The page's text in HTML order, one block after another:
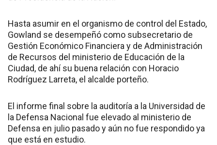
Hasta asumir en el organismo de control del Estado,
Gowland se desempeñó como subsecretario de
Gestión Económico Financiera y de Administración
de Recursos del ministerio de Educación de la
Ciudad, de ahí su buena relación con Horacio
Rodríguez Larreta, el alcalde porteño.
El informe final sobre la auditoría a la Universidad de
la Defensa Nacional fue elevado al ministerio de
Defensa en julio pasado y aún no fue respondido ya
que está en estudio.